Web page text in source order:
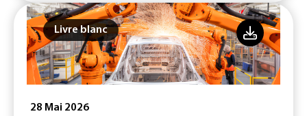
Livre blanc
28 Mai 2026